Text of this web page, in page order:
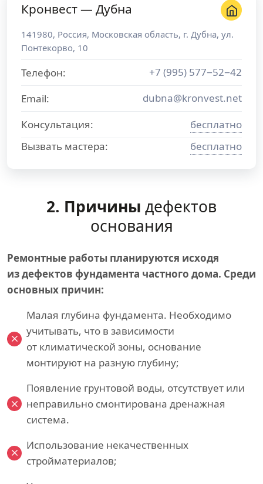
Кронвест — Дубна
141980, Россия, Московская область, г. Дубна, ул.
Понтекорво, 10
Телефон:
+7 (995) 577−52−42
Email:
dubna@kronvest.net
Консультация:
бесплатно
Вызвать мастера:
бесплатно
2. Причины​ дефектов
основания
Ремонтные работы планируются исходя
из дефектов фундамента частного дома. Среди
основных причин:
Малая глубина фундамента. Необходимо
учитывать, что в зависимости
от климатической зоны, основание
монтируют на разную глубину;
Появление грунтовой воды, отсутствует или
неправильно смонтирована дренажная
система.
Использование некачественных
стройматериалов;